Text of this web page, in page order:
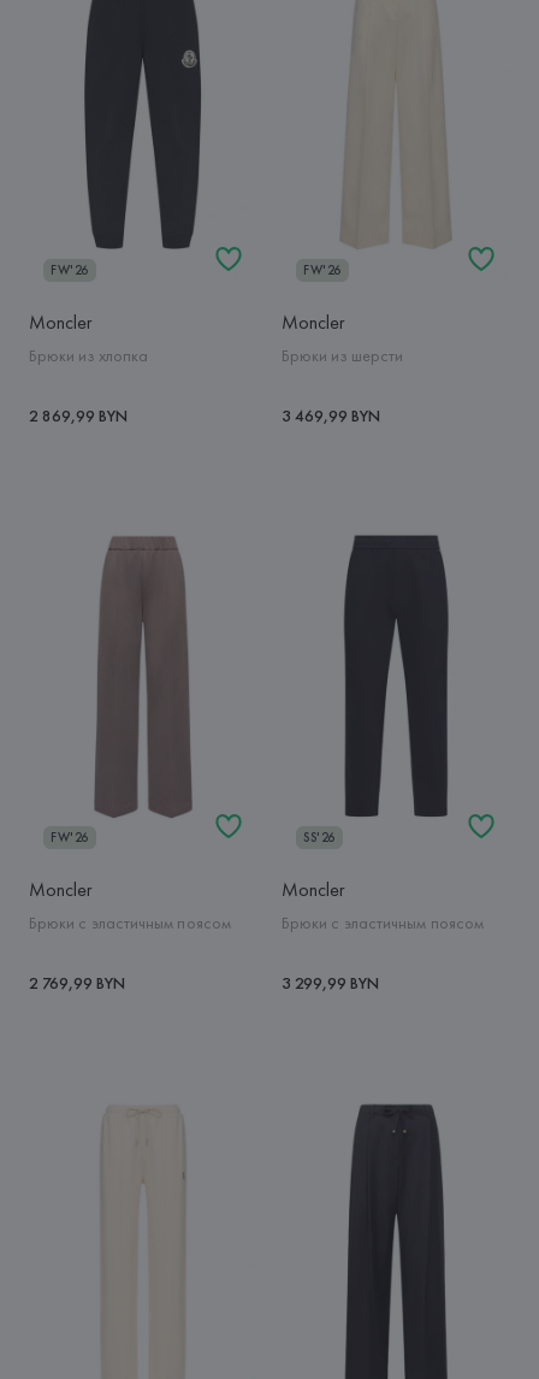
FW'26
Moncler
Брюки из хлопка
2 869,99 BYN
FW'26
Moncler
Брюки из шерсти
3 469,99 BYN
FW'26
Moncler
Брюки с эластичным поясом
2 769,99 BYN
SS'26
Moncler
Брюки с эластичным поясом
3 299,99 BYN